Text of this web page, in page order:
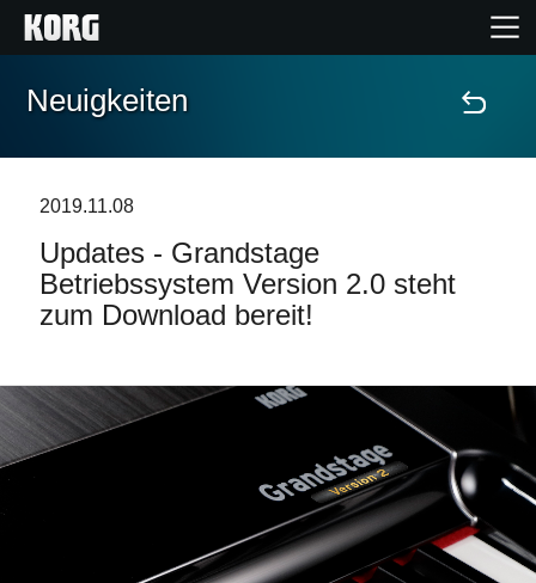
Home
Extras
Events
Support
Neuigkeiten
2019.11.08
Updates - Grandstage
Betriebssystem Version 2.0 steht
zum Download bereit!